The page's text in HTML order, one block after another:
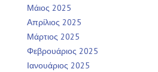
Μάιος 2025
Απρίλιος 2025
Μάρτιος 2025
Φεβρουάριος 2025
Ιανουάριος 2025